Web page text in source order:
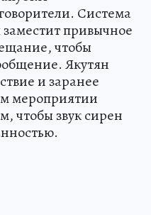
Система
привычное
чтобы
Якутян
и заранее
мероприятии
чтобы звук сирен